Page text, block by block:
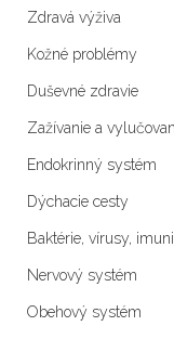
Zdravá výživa
Kožné problémy
Duševné zdravie
Zažívanie a
Endokrinný systém
Dýchacie cesty
Baktérie, vírusy,
Nervový systém
Obehový systém